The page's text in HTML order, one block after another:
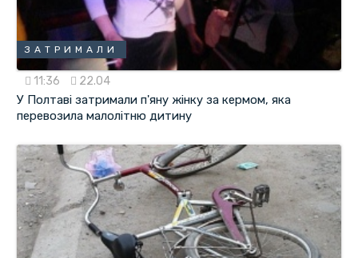
ЗАТРИМАЛИ
11:36 22.04
У Полтаві затримали п'яну жінку за кермом, яка
перевозила малолітню дитину